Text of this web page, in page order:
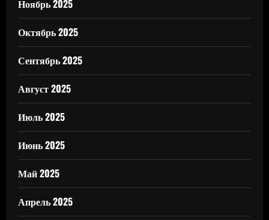
Ноябрь 2025
Октябрь 2025
Сентябрь 2025
Август 2025
Июль 2025
Июнь 2025
Май 2025
Апрель 2025